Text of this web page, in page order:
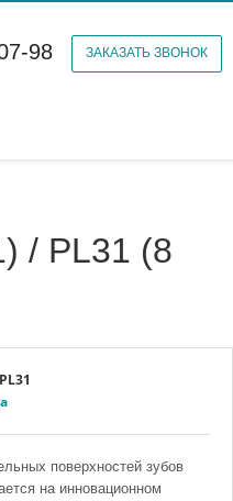
ЗАКАЗАТЬ ЗВОНОК
98
/ PL31 (8
поверхностей зубов
на инновационном